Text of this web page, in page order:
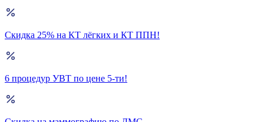
Скидка 25% на КТ лёгких и КТ ППН!
6 процедур УВТ по цене 5-ти!